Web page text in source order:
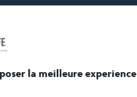
la meilleure experience